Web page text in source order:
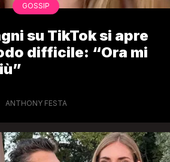
GOSSIP
su TikTok si apre
difficile: “Ora mi
ANTHONY FESTA